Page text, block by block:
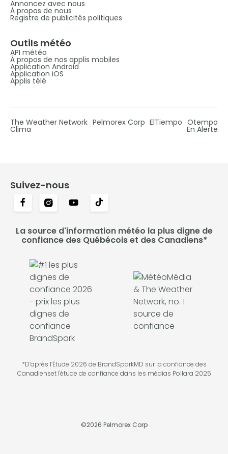
Annoncez avec nous
À propos de nous
Registre de publicités politiques
Outils météo
API météo
À propos de nos applis mobiles
Application Android
Application iOS
Applis télé
The Weather Network Pelmorex Corp ElTiempo Otempo
Clima En Alerte
Suivez-nous
La source d'information météo la plus digne de
confiance des Québécois et des Canadiens*
*D’après l’Étude 2026 de BrandSparkMD sur la confiance des
Canadienset l'étude de confiance dans les médias Pollara 2025
©2026 Pelmorex Corp